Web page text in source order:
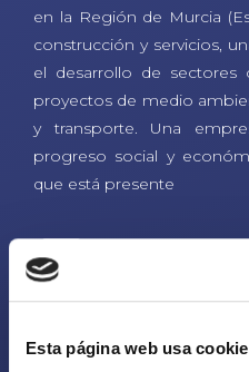
Esta página web usa
en la Región de Murcia
construcción y servicios,
el desarrollo de sectores
proyectos de medio
y transporte. Una
progreso social y
que está presente
Interés